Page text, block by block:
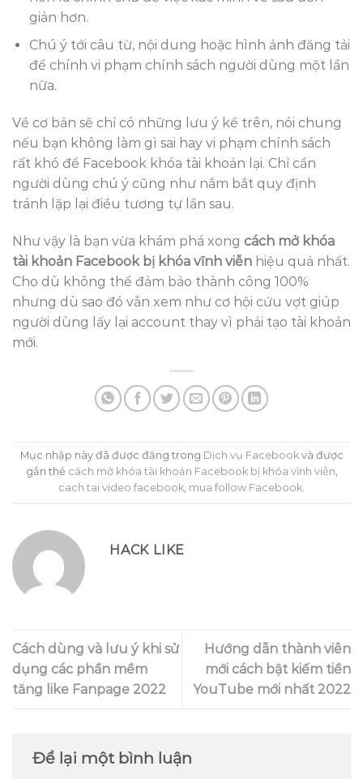
giản hơn.
Chú ý tới câu từ, nội dung hoặc hình ảnh đăng tải
để chính vi phạm chính sách người dùng một lần
nữa.
Về cơ bản sẽ chỉ có những lưu ý kể trên, nói chung
nếu bạn không làm gì sai hay vi phạm chính sách
rất khó để Facebook khóa tài khoản lại. Chỉ cần
người dùng chú ý cũng như nắm bắt quy định
tránh lặp lại điều tương tự lần sau.
Như vậy là bạn vừa khám phá xong cách mở khóa
tài khoản Facebook bị khóa vĩnh viễn hiệu quả nhất.
Cho dù không thể đảm bảo thành công 100%
nhưng dù sao đó vẫn xem như cơ hội cứu vợt giúp
người dùng lấy lại account thay vì phải tạo tài khoản
mới.
Mục nhập này đã được đăng trong Dịch vụ Facebookvà được
gắn thẻ cách mở khóa tài khoản Facebook bị khóa vĩnh viễn,
cach tai video facebook, mua follow Facebook.
HACK LIKE
Cách dùng và lưu ý khi sử
dụng các phần mềm
tăng like Fanpage 2022
Hướng dẫn thành viên
mới cách bật kiếm tiền
YouTube mới nhất 2022
Để lại một bình luận